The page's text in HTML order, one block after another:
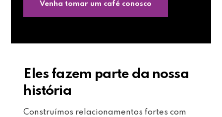
Venha tomar um café conosco
Eles fazem parte da nossa
história
Construímos relacionamentos fortes com